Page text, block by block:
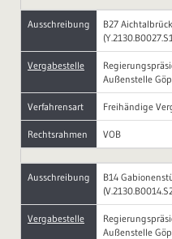
Ausschreibung
B27
Vergabestelle
Außenstelle
Verfahrensart Freihändige
Rechtsrahmen VOB
Ausschreibung
B14
Vergabestelle
Außenstelle